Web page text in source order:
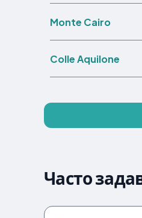
Monte Cairo
Colle Aquilone
Часто